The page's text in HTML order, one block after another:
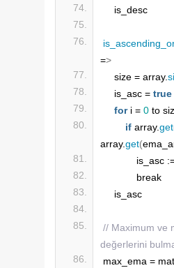
    is_desc
=>
    size = array.
    is_asc =
true
for i = 0 to
if array.get
array.get(
is_asc
            break
    is_asc
// Maximum ve
değerlerini
max_ema =